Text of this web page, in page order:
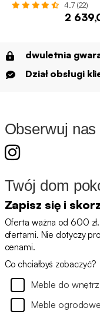
4.7 (22)
2
dwuletnia
Dział obsługi
Obserwuj nas
Twój dom
Zapisz się i
Oferta ważna od 600
ofertami. Nie dotyczy
cenami.
Co chciałbyś zobaczyć?
Meble do wnętrz
Meble ogrodowe